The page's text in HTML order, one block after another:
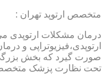
متخصص ارتوپد تهران :
درمان مشکلات ارتوپدی
ارتوپدی،فیزیوتراپی و
صورت گیرد که بخش
تحت نظارت پزشک